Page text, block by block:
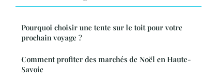
Pourquoi choisir une tente sur le toit pour votre
prochain voyage ?
Comment profiter des marchés de Noël en Haute-
Savoie